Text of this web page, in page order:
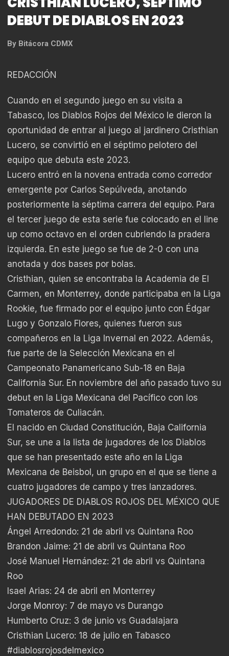
DEBUT DE DIABLOS EN 2023
By Bitácora CDMX
REDACCIÓN
Cuando en el segundo juego en su visita a
Tabasco, los Diablos Rojos del México le dieron la
oportunidad de entrar al juego al jardinero Cristhian
Lucero, se convirtió en el séptimo pelotero del
equipo que debuta este 2023.
Lucero entró en la novena entrada como corredor
emergente por Carlos Sepúlveda, anotando
posteriormente la séptima carrera del equipo. Para
el tercer juego de esta serie fue colocado en el line
up como octavo en el orden cubriendo la pradera
izquierda. En este juego se fue de 2-0 con una
anotada y dos bases por bolas.
Cristhian, quien se encontraba la Academia de El
Carmen, en Monterrey, donde participaba en la Liga
Rookie, fue firmado por el equipo junto con Édgar
Lugo y Gonzalo Flores, quienes fueron sus
compañeros en la Liga Invernal en 2022. Además,
fue parte de la Selección Mexicana en el
Campeonato Panamericano Sub-18 en Baja
California Sur. En noviembre del año pasado tuvo su
debut en la Liga Mexicana del Pacífico con los
Tomateros de Culiacán.
El nacido en Ciudad Constitución, Baja California
Sur, se une a la lista de jugadores de los Diablos
que se han presentado este año en la Liga
Mexicana de Beisbol, un grupo en el que se tiene a
cuatro jugadores de campo y tres lanzadores.
JUGADORES DE DIABLOS ROJOS DEL MÉXICO QUE
HAN DEBUTADO EN 2023
Ángel Arredondo: 21 de abril vs Quintana Roo
Brandon Jaime: 21 de abril vs Quintana Roo
José Manuel Hernández: 21 de abril vs Quintana
Roo
Isael Arias: 24 de abril en Monterrey
Jorge Monroy: 7 de mayo vs Durango
Humberto Cruz: 3 de junio vs Guadalajara
Cristhian Lucero: 18 de julio en Tabasco
#diablosrojosdelmexico